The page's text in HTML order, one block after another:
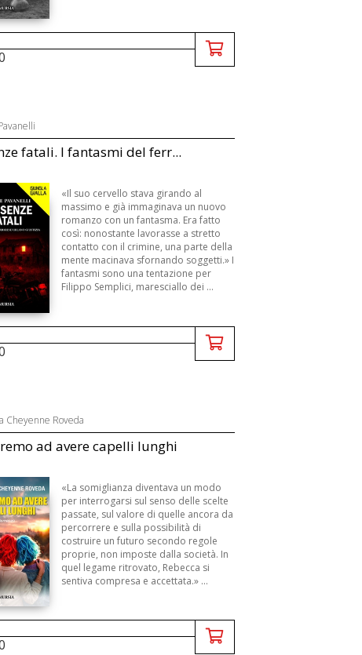
fatali. I fantasmi del ferr...
«Il suo cervello stava girando al
massimo e già immaginava un nuovo
romanzo con un fantasma. Era fatto
così: nonostante lavorasse a stretto
contatto con il crimine, una parte della
mente macinava sfornando soggetti.» I
fantasmi sono una tentazione per
Filippo Semplici, maresciallo dei ...
Cheyenne Roveda
ad avere capelli lunghi
«La somiglianza diventava un modo
per interrogarsi sul senso delle scelte
passate, sul valore di quelle ancora da
percorrere e sulla possibilità di
costruire un futuro secondo regole
proprie, non imposte dalla società. In
quel legame ritrovato, Rebecca si
sentiva compresa e accettata.» ...